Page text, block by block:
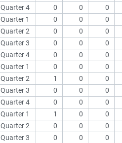
Quarter 4
0 0 0
Quarter 1 0 0 0
Quarter 2
0 0 0
Quarter 3
0 0 0
Quarter 4
0 0 0
Quarter 1 0 0 0
Quarter 2
1 0 0
Quarter 3
0 0 0
Quarter 4
0 0 0
Quarter 1 1 0 0
Quarter 2
0 0 0
Quarter 3
0 0 0